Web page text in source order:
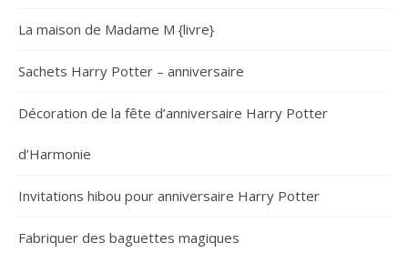
La maison de Madame M {livre}
Sachets Harry Potter – anniversaire
Décoration de la fête d’anniversaire Harry Potter
d’Harmonie
Invitations hibou pour anniversaire Harry Potter
Fabriquer des baguettes magiques